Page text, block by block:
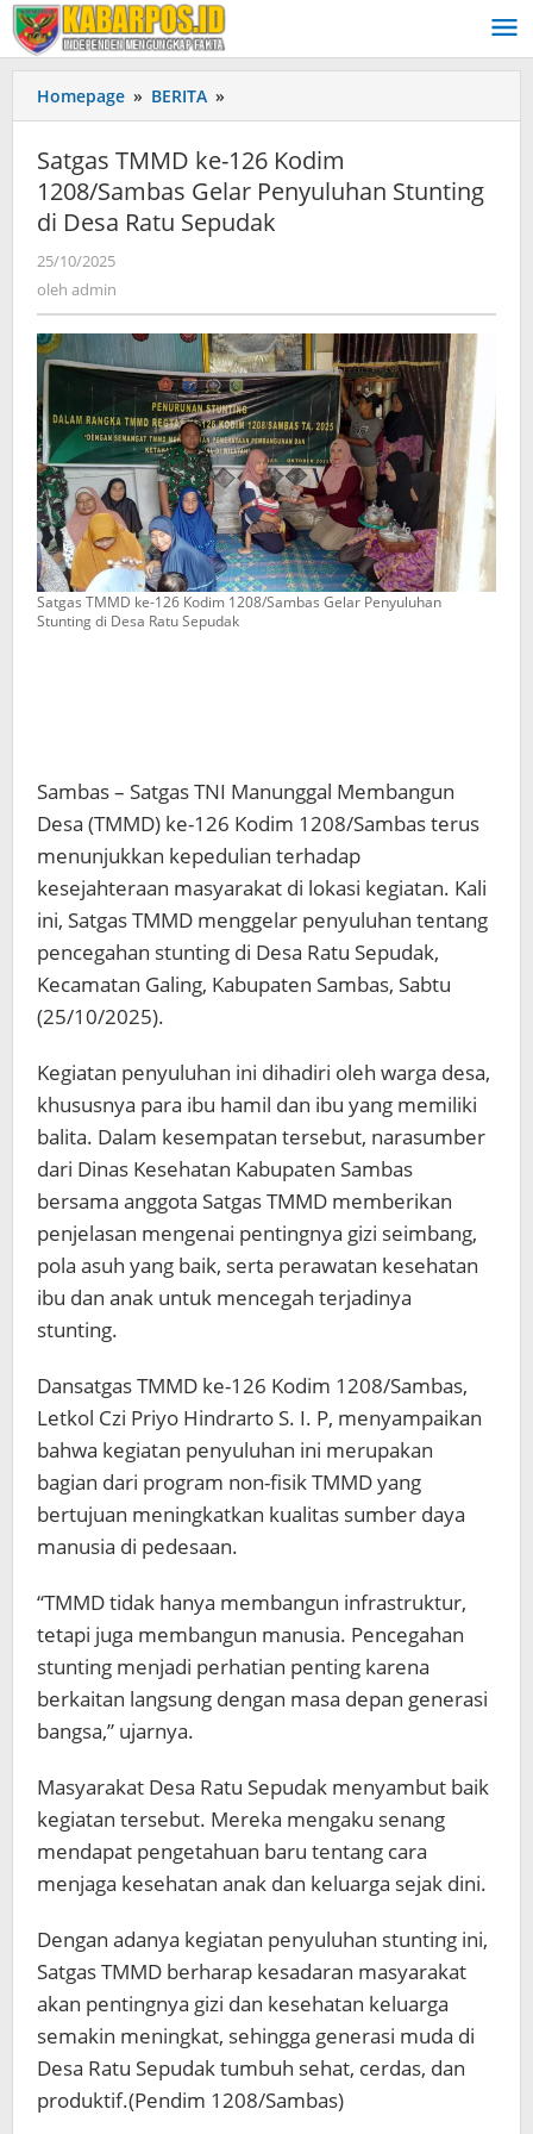
Lewati
ke
konten
Homepage » BERITA »
TMMD
126
Kodim
1208/Sambas
di
Desa
Ratu
Sepudak
Satgas TMMD ke-126 Kodim
1208/Sambas Gelar Penyuluhan Stunting
di Desa Ratu Sepudak
25/10/2025
oleh admin
Satgas TMMD ke-126 Kodim 1208/Sambas Gelar Penyuluhan
Stunting di Desa Ratu Sepudak
Sambas – Satgas TNI Manunggal Membangun
Desa (TMMD) ke-126 Kodim 1208/Sambas terus
menunjukkan kepedulian terhadap
kesejahteraan masyarakat di lokasi kegiatan. Kali
ini, Satgas TMMD menggelar penyuluhan tentang
pencegahan stunting di Desa Ratu Sepudak,
Kecamatan Galing, Kabupaten Sambas, Sabtu
(25/10/2025).
Kegiatan penyuluhan ini dihadiri oleh warga desa,
khususnya para ibu hamil dan ibu yang memiliki
balita. Dalam kesempatan tersebut, narasumber
dari Dinas Kesehatan Kabupaten Sambas
bersama anggota Satgas TMMD memberikan
penjelasan mengenai pentingnya gizi seimbang,
pola asuh yang baik, serta perawatan kesehatan
ibu dan anak untuk mencegah terjadinya
stunting.
Dansatgas TMMD ke-126 Kodim 1208/Sambas,
Letkol Czi Priyo Hindrarto S. I. P, menyampaikan
bahwa kegiatan penyuluhan ini merupakan
bagian dari program non-fisik TMMD yang
bertujuan meningkatkan kualitas sumber daya
manusia di pedesaan.
“TMMD tidak hanya membangun infrastruktur,
tetapi juga membangun manusia. Pencegahan
stunting menjadi perhatian penting karena
berkaitan langsung dengan masa depan generasi
bangsa,” ujarnya.
Masyarakat Desa Ratu Sepudak menyambut baik
kegiatan tersebut. Mereka mengaku senang
mendapat pengetahuan baru tentang cara
menjaga kesehatan anak dan keluarga sejak dini.
Dengan adanya kegiatan penyuluhan stunting ini,
Satgas TMMD berharap kesadaran masyarakat
akan pentingnya gizi dan kesehatan keluarga
semakin meningkat, sehingga generasi muda di
Desa Ratu Sepudak tumbuh sehat, cerdas, dan
produktif.(Pendim 1208/Sambas)